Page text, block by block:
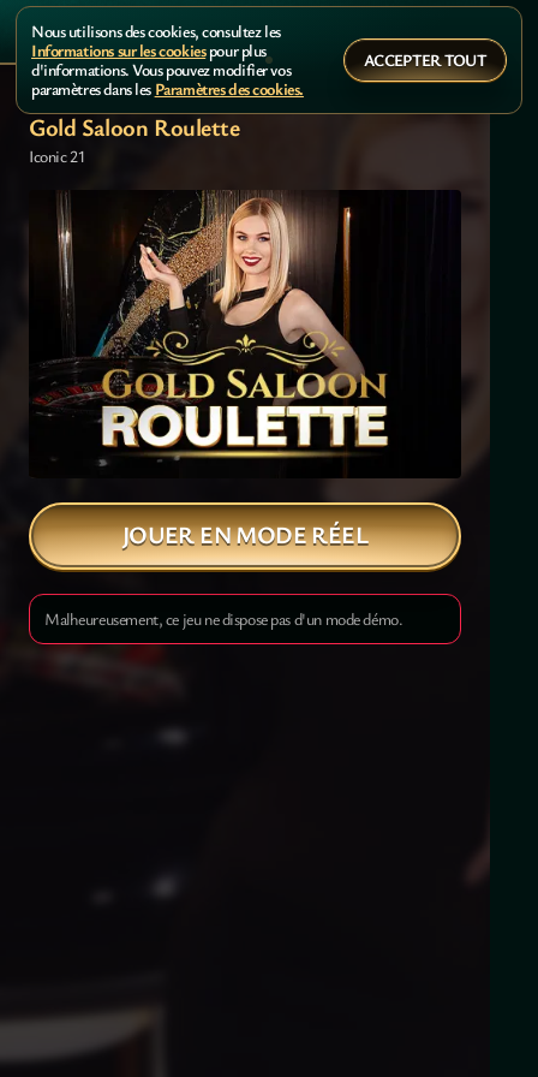
Gold Saloon Roulette
Iconic 21
JOUER EN MODE RÉEL
Malheureusement, ce jeu ne dispose pas d'un mode démo.
Nous utilisons des cookies, consultez les
Informations sur les cookiespour plus
d'informations. Vous pouvez modifier vos
paramètres dans les Paramètres des cookies.
ACCEPTER TOUT